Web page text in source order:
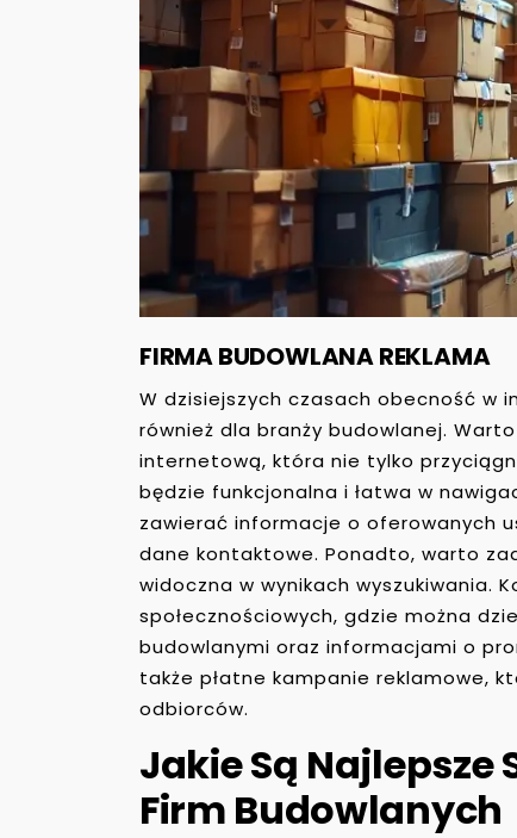
FIRMA BUDOWLANA REKLAMA
W dzisiejszych czasach obecność w
również dla branży budowlanej.
internetową, która nie tylko
będzie funkcjonalna i łatwa w
zawierać informacje o oferowanych
dane kontaktowe. Ponadto, warto
widoczna w wynikach wyszukiwania.
społecznościowych, gdzie można
budowlanymi oraz informacjami o
także płatne kampanie reklamowe,
odbiorców.
Jakie Są Najlepsze
Firm Budowlanych